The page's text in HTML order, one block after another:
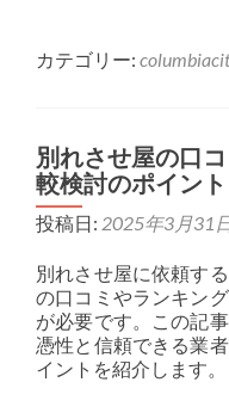
カテゴリー:
別れさせ屋の口
較検討のポイント
投稿日: 2025年3月31
別れさせ屋に依頼す
の口コミやランキン
が必要です。この記
憑性と信頼できる業
イントを紹介します